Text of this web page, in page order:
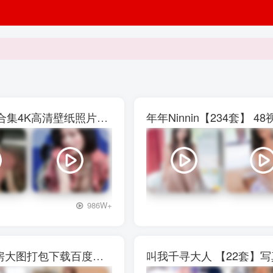
权恩妃水弹音乐节【27V】29P写真素材大合集4K高清壁纸照片素材
+3
986W+
年年Ninnin【234套】 48
西呱呀呀呀【13套]】写真壁纸素材图包私房大图打包下载百度网盘 叫我千寻大人 【22套】